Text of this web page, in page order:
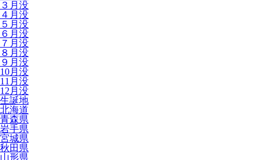
３月没
４月没
５月没
６月没
７月没
８月没
９月没
10月没
11月没
12月没
生誕地
北海道
青森県
岩手県
宮城県
秋田県
山形県